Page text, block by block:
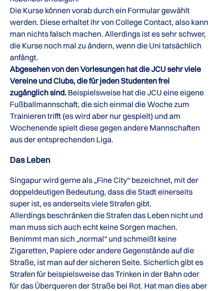
Die Kurse können vorab durch ein Formular gewählt
werden. Diese erhaltet ihr von College Contact, also kann
man nichts falsch machen. Allerdings ist es sehr schwer,
die Kurse noch mal zu ändern, wenn die Uni tatsächlich
anfängt.
Abgesehen von den Vorlesungen hat die JCU sehr viele
Vereine und Clubs, die für jeden Studenten frei
zugänglich sind. Beispielsweise hat die JCU eine eigene
Fußballmannschaft, die sich einmal die Woche zum
Trainieren trifft (es wird aber nur gespielt) und am
Wochenende spielt diese gegen andere Mannschaften
aus der entsprechenden Liga.
Das Leben
Singapur wird gerne als „Fine City“ bezeichnet, mit der
doppeldeutigen Bedeutung, dass die Stadt einerseits
super ist, es anderseits viele Strafen gibt.
Allerdings beschränken die Strafen das Leben nicht und
man muss sich auch echt keine Sorgen machen.
Benimmt man sich „normal“ und schmeißt keine
Zigaretten, Papiere oder andere Gegenstände auf die
Straße, ist man auf der sicheren Seite. Sicherlich gibt es
Strafen für beispielsweise das Trinken in der Bahn oder
für das Überqueren der Straße bei Rot. Hat man dies aber